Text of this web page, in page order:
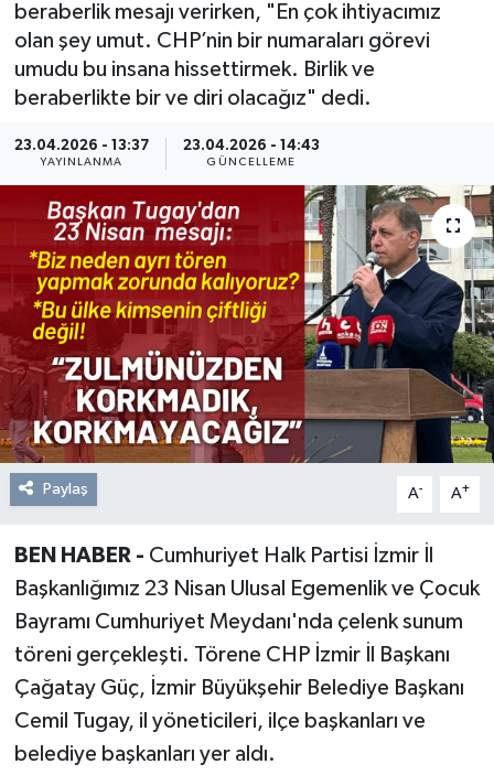
beraberlik mesajı verirken, "En çok ihtiyacımız
olan şey umut. CHP’nin bir numaraları görevi
umudu bu insana hissettirmek. Birlik ve
beraberlikte bir ve diri olacağız" dedi.
23.04.2026 - 13:37
YAYINLANMA
23.04.2026 - 14:43
GÜNCELLEME
Paylaş A- A+
BEN HABER - Cumhuriyet Halk Partisi İzmir İl
Başkanlığımız 23 Nisan Ulusal Egemenlik ve Çocuk
Bayramı Cumhuriyet Meydanı'nda çelenk sunum
töreni gerçekleşti. Törene CHP İzmir İl Başkanı
Çağatay Güç, İzmir Büyükşehir Belediye Başkanı
Cemil Tugay, il yöneticileri, ilçe başkanları ve
belediye başkanları yer aldı.
Röportajlar